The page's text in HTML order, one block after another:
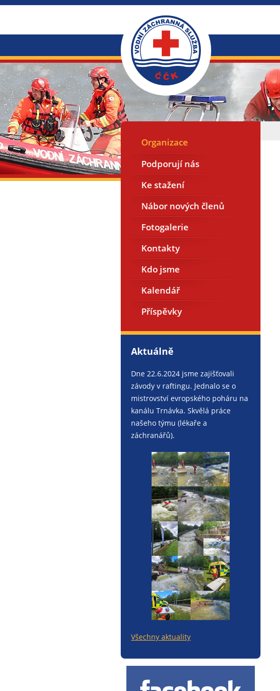
Organizace
Podporují nás
Ke stažení
Nábor nových členů
Fotogalerie
Kontakty
Kdo jsme
Kalendář
Příspěvky
Aktuálně
Dne 22.6.2024 jsme zajišťovali
závody v raftingu. Jednalo se o
mistrovství evropského poháru na
kanálu Trnávka. Skvělá práce
našeho týmu (lékaře a
záchranářů).
Všechny aktuality